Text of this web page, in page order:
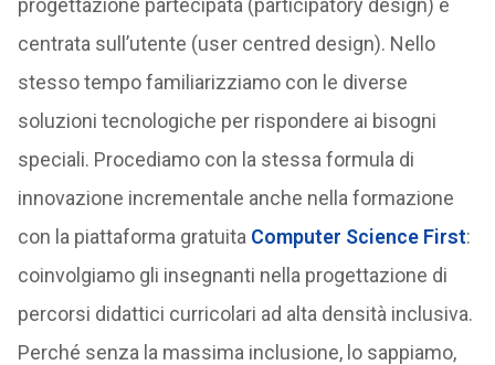
centrata sull’utente (user centred design). Nello
stesso tempo familiarizziamo con le diverse
soluzioni tecnologiche per rispondere ai bisogni
speciali. Procediamo con la stessa formula di
innovazione incrementale anche nella formazione
con la piattaforma gratuita Computer Science First:
coinvolgiamo gli insegnanti nella progettazione di
percorsi didattici curricolari ad alta densità inclusiva.
Perché senza la massima inclusione, lo sappiamo,